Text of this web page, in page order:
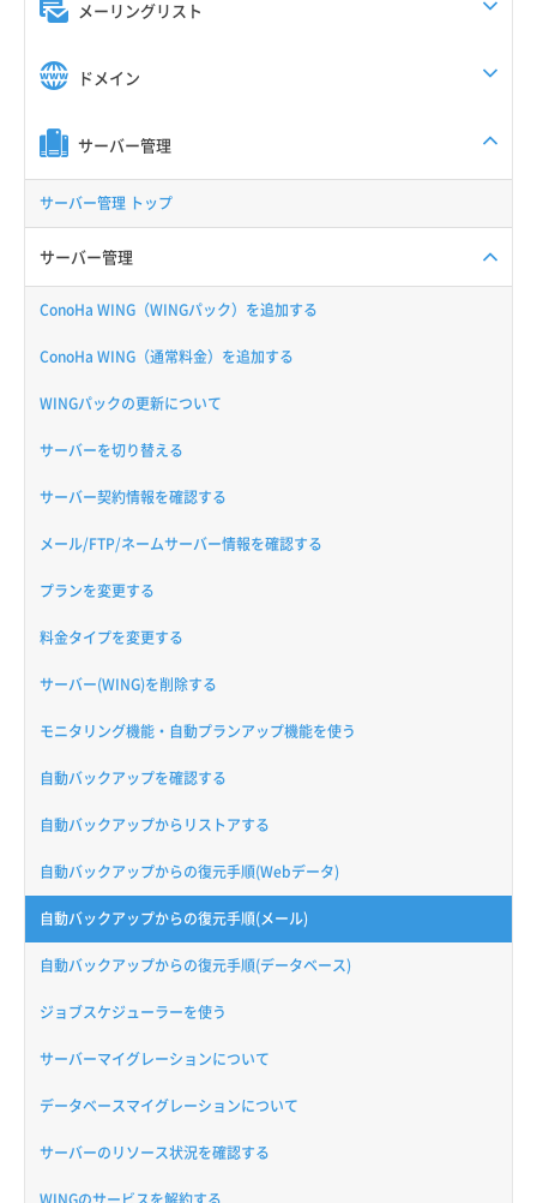
メーリングリスト
ドメイン
サーバー管理
サーバー管理 トップ
サーバー管理
ConoHa WING（WINGパック）を追加する
ConoHa WING（通常料金）を追加する
WINGパックの更新について
サーバーを切り替える
サーバー契約情報を確認する
メール/FTP/ネームサーバー情報を確認する
プランを変更する
料金タイプを変更する
サーバー(WING)を削除する
モニタリング機能・自動プランアップ機能を使う
自動バックアップを確認する
自動バックアップからリストアする
自動バックアップからの復元手順(Webデータ)
自動バックアップからの復元手順(メール)
自動バックアップからの復元手順(データベース)
ジョブスケジューラーを使う
サーバーマイグレーションについて
データベースマイグレーションについて
サーバーのリソース状況を確認する